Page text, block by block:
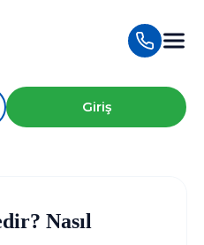
Giriş
Nasıl